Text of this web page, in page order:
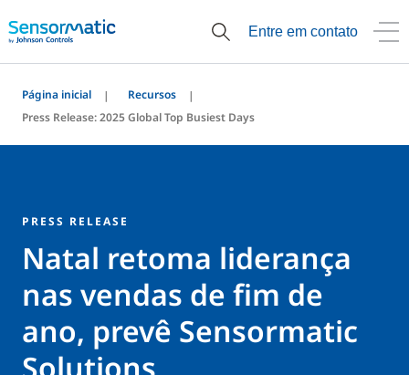
Entre em contato
Página inicial
Recursos
Press Release: 2025 Global Top Busiest Days
PRESS RELEASE
Natal retoma liderança
nas vendas de fim de
ano, prevê Sensormatic